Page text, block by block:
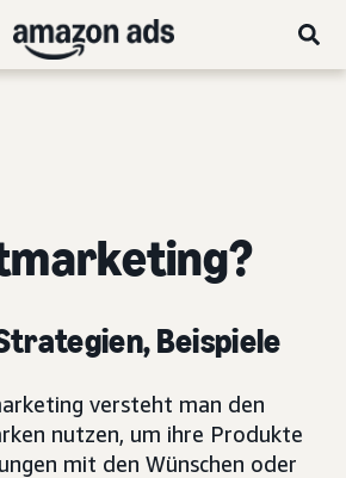
Beispiele
versteht man den
nutzen, um ihre Produkte
mit den Wünschen oder